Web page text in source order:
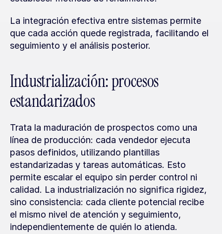
La integración efectiva entre sistemas permite
que cada acción quede registrada, facilitando el
seguimiento y el análisis posterior.
Industrialización: procesos
estandarizados
Trata la maduración de prospectos como una
línea de producción: cada vendedor ejecuta
pasos definidos, utilizando plantillas
estandarizadas y tareas automáticas. Esto
permite escalar el equipo sin perder control ni
calidad. La industrialización no significa rigidez,
sino consistencia: cada cliente potencial recibe
el mismo nivel de atención y seguimiento,
independientemente de quién lo atienda.